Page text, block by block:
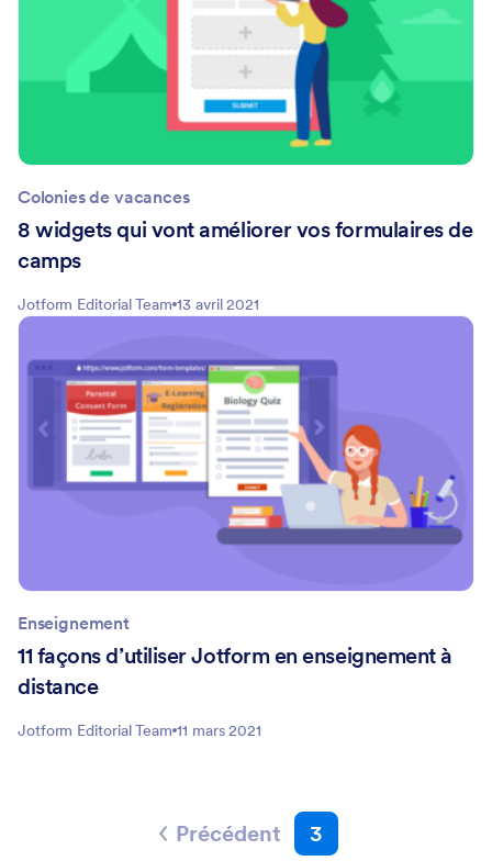
Colonies de vacances
8 widgets qui vont améliorer vos formulaires de
camps
Jotform Editorial Team 13 avril 2021
Enseignement
11 façons d’utiliser Jotform en enseignement à
distance
Jotform Editorial Team 11 mars 2021
Précédent 3